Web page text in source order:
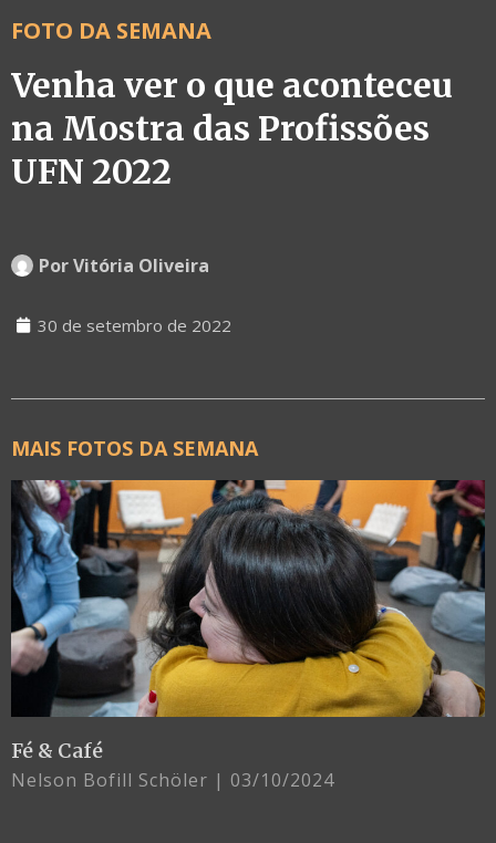
FOTO DA SEMANA
Venha ver o que aconteceu
na Mostra das Profissões
UFN 2022
PorVitória Oliveira
30 de setembro de 2022
MAIS FOTOS DA SEMANA
Fé & Café
Nelson Bofill Schöler 03/10/2024